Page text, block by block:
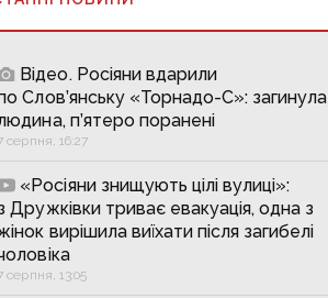
Відео. Росіяни вдарили
Слов’янську «Торнадо-С»: загинула
п’ятеро поранені
серпня, 16:27
«Росіяни знищують цілі вулиці»:
Дружківки триває евакуація, одна з
вирішила виїхати після загибелі
серпня, 13:05